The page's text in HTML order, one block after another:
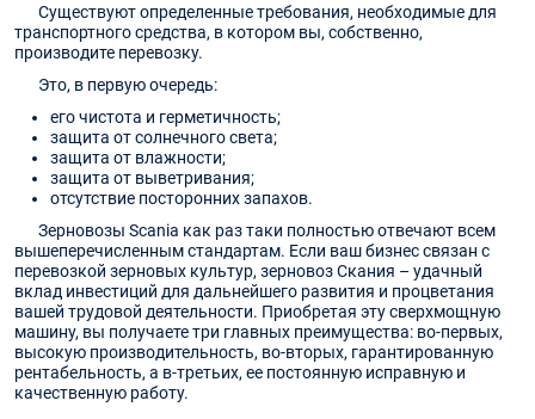
Существуют определенные требования, необходимые для
транспортного средства, в котором вы, собственно,
производите перевозку.
Это, в первую очередь:
его чистота и герметичность;
защита от солнечного света;
защита от влажности;
защита от выветривания;
отсутствие посторонних запахов.
Зерновозы Scania как раз таки полностью отвечают всем
вышеперечисленным стандартам. Если ваш бизнес связан с
перевозкой зерновых культур, зерновоз Скания – удачный
вклад инвестиций для дальнейшего развития и процветания
вашей трудовой деятельности. Приобретая эту сверхмощную
машину, вы получаете три главных преимущества: во-первых,
высокую производительность, во-вторых, гарантированную
рентабельность, а в-третьих, ее постоянную исправную и
качественную работу.